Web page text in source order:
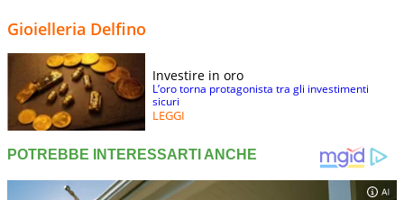
Gioielleria Delfino
Investire in oro
L’oro torna protagonista tra gli investimenti
sicuri
LEGGI